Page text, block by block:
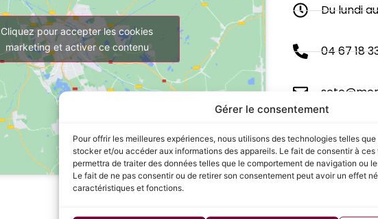
Gérer le consentement
Pour offrir les meilleures expériences, nous utilisons des technologies telles
stocker et/ou accéder aux informations des appareils. Le fait de consentir à
permettra de traiter des données telles que le comportement de navigation ou
Le fait de ne pas consentir ou de retirer son consentement peut avoir un effet
caractéristiques et fonctions.
Cliquez pour accepter les cookies
marketing et activer ce contenu
Du lundi
04 67 18